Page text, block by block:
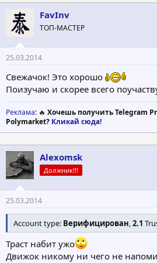
FavInv
ТОП-МАСТЕР
25.03.2014
Свежачок! Это хорошо
Поизучаю и скорее всего
Реклама: 🔥 Хочешь получить Telegram
Polymarket? Кликай сюда!
Alexomsk
Должник!!!
25.03.2014
Account type: Верифицирован,2.1
Траст набит ужо
Движок никому ни чего не